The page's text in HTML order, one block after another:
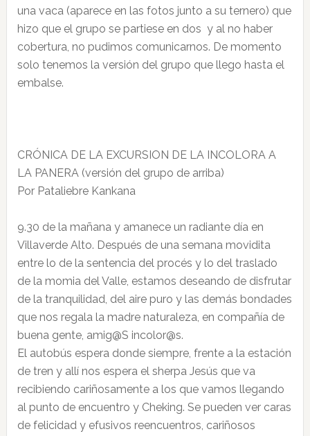
una vaca (aparece en las fotos junto a su ternero) que
hizo que el grupo se partiese en dos y al no haber
cobertura, no pudimos comunicarnos. De momento
solo tenemos la versión del grupo que llego hasta el
embalse.
CRÓNICA DE LA EXCURSION DE LA INCOLORA A
LA PANERA (versión del grupo de arriba)
Por Pataliebre Kankana
9.30 de la mañana y amanece un radiante día en
Villaverde Alto. Después de una semana movidita
entre lo de la sentencia del procés y lo del traslado
de la momia del Valle, estamos deseando de disfrutar
de la tranquilidad, del aire puro y las demás bondades
que nos regala la madre naturaleza, en compañía de
buena gente, amig@S incolor@s.
El autobús espera donde siempre, frente a la estación
de tren y allí nos espera el sherpa Jesús que va
recibiendo cariñosamente a los que vamos llegando
al punto de encuentro y Cheking. Se pueden ver caras
de felicidad y efusivos reencuentros, cariñosos